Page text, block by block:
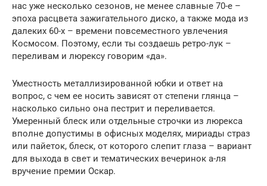
нас уже несколько сезонов, не менее славные 70-е –
эпоха расцвета зажигательного диско, а также мода из
далеких 60-х – времени повсеместного увлечения
Космосом. Поэтому, если ты создаешь ретро-лук –
переливам и люрексу говорим «да».
Уместность металлизированной юбки и ответ на
вопрос, с чем ее носить зависят от степени глянца –
насколько сильно она пестрит и переливается.
Умеренный блеск или отдельные строчки из люрекса
вполне допустимы в офисных моделях, мириады страз
или пайеток, блеск, от которого слепит глаза – вариант
для выхода в свет и тематических вечеринок а-ля
вручение премии Оскар.